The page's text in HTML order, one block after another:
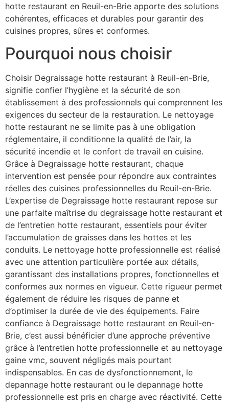
hotte restaurant en Reuil-en-Brie apporte des solutions
cohérentes, efficaces et durables pour garantir des
cuisines propres, sûres et conformes.
Pourquoi nous choisir
Choisir Degraissage hotte restaurant à Reuil-en-Brie,
signifie confier l’hygiène et la sécurité de son
établissement à des professionnels qui comprennent les
exigences du secteur de la restauration. Le nettoyage
hotte restaurant ne se limite pas à une obligation
réglementaire, il conditionne la qualité de l’air, la
sécurité incendie et le confort de travail en cuisine.
Grâce à Degraissage hotte restaurant, chaque
intervention est pensée pour répondre aux contraintes
réelles des cuisines professionnelles du Reuil-en-Brie.
L’expertise de Degraissage hotte restaurant repose sur
une parfaite maîtrise du degraissage hotte restaurant et
de l’entretien hotte restaurant, essentiels pour éviter
l’accumulation de graisses dans les hottes et les
conduits. Le nettoyage hotte professionnelle est réalisé
avec une attention particulière portée aux détails,
garantissant des installations propres, fonctionnelles et
conformes aux normes en vigueur. Cette rigueur permet
également de réduire les risques de panne et
d’optimiser la durée de vie des équipements. Faire
confiance à Degraissage hotte restaurant en Reuil-en-
Brie, c’est aussi bénéficier d’une approche préventive
grâce à l’entretien hotte professionnelle et au nettoyage
gaine vmc, souvent négligés mais pourtant
indispensables. En cas de dysfonctionnement, le
depannage hotte restaurant ou le depannage hotte
professionnelle est pris en charge avec réactivité. Cette